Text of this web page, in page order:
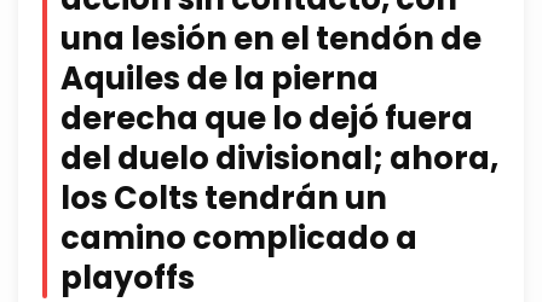
una lesión en el tendón de
Aquiles de la pierna
derecha que lo dejó fuera
del duelo divisional; ahora,
los Colts tendrán un
camino complicado a
playoffs